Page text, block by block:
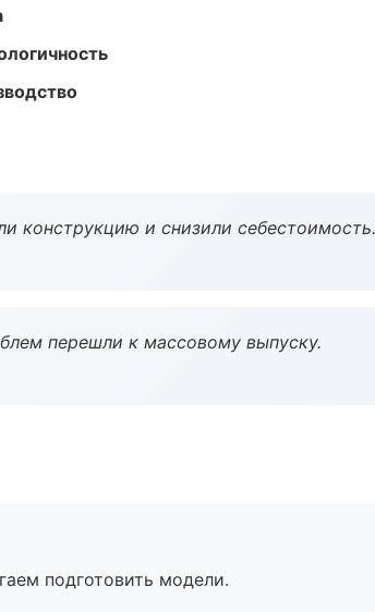
конструкцию и снизили себестоимость.
перешли к массовому выпуску.
подготовить модели.